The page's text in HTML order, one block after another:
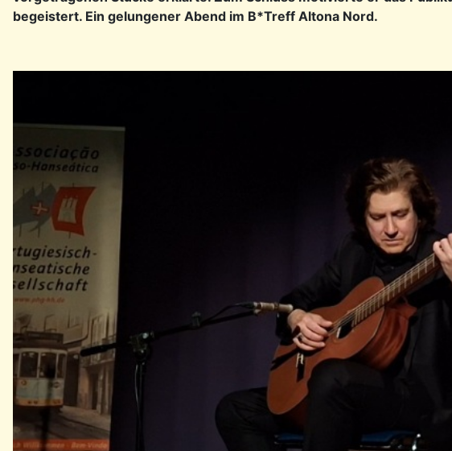
begeistert. Ein gelungener Abend im B*Treff Altona Nord.